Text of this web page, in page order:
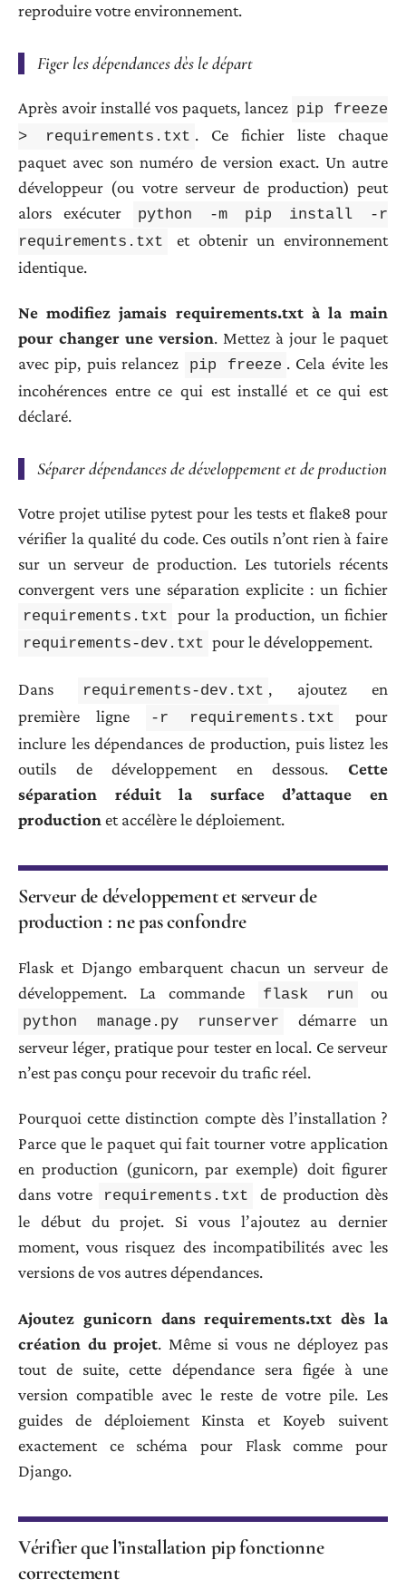
reproduire votre environnement.
Figer les dépendances dès le départ
Après avoir installé vos paquets, lancez pip freeze
> requirements.txt . Ce fichier liste chaque
paquet avec son numéro de version exact. Un autre
développeur (ou votre serveur de production) peut
alors exécuter
python -m pip install -r
requirements.txt
et obtenir un environnement
identique.
Ne modifiez jamais requirements.txt à la main
pour changer une version. Mettez à jour le paquet
avec pip, puis relancez
pip freeze . Cela évite les
incohérences entre ce qui est installé et ce qui est
déclaré.
Séparer dépendances de développement et de production
Votre projet utilise pytest pour les tests et flake8 pour
vérifier la qualité du code. Ces outils n’ont rien à faire
sur un serveur de production. Les tutoriels récents
convergent vers une séparation explicite : un fichier
requirements.txt pour la production, un fichier
requirements-dev.txt pour le développement.
Dans requirements-dev.txt , ajoutez en
première ligne
-r requirements.txt
pour
inclure les dépendances de production, puis listez les
outils de développement en dessous. Cette
séparation réduit la surface d’attaque en
productionet accélère le déploiement.
Serveur de développement et serveur de
production : ne pas confondre
Flask et Django embarquent chacun un serveur de
développement. La commande
flask run ou
python manage.py runserver
démarre un
serveur léger, pratique pour tester en local. Ce serveur
n’est pas conçu pour recevoir du trafic réel.
Pourquoi cette distinction compte dès l’installation ?
Parce que le paquet qui fait tourner votre application
en production (gunicorn, par exemple) doit figurer
dans votre
requirements.txt
de production dès
le début du projet. Si vous l’ajoutez au dernier
moment, vous risquez des incompatibilités avec les
versions de vos autres dépendances.
Ajoutez gunicorn dans requirements.txt dès la
création du projet. Même si vous ne déployez pas
tout de suite, cette dépendance sera figée à une
version compatible avec le reste de votre pile. Les
guides de déploiement Kinsta et Koyeb suivent
exactement ce schéma pour Flask comme pour
Django.
Vérifier que l’installation pip fonctionne
correctement